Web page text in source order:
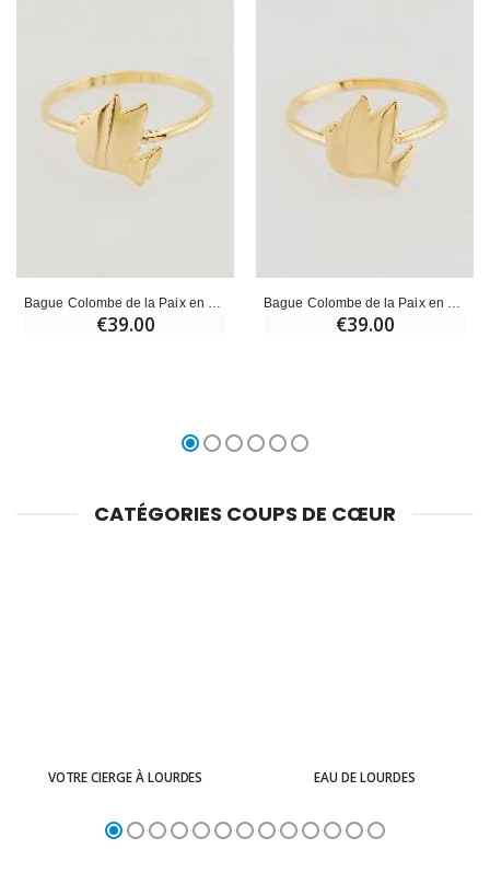
€39.00 €39.00
CATÉGORIES COUPS DE CŒUR
VOTRE CIERGE À LOURDES EAU DE LOURDES